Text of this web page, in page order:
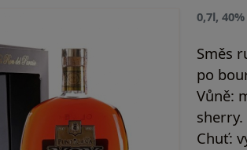
0,7l, 40%
Směs
po
Vůně:
sherry.
Chuť: